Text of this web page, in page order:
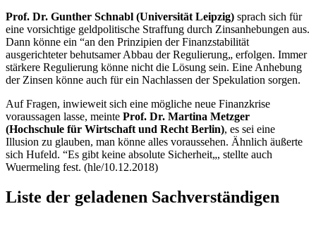
Prof. Dr. Gunther Schnabl (Universität Leipzig) sprach sich für
eine vorsichtige geldpolitische Straffung durch Zinsanhebungen aus.
Dann könne ein “an den Prinzipien der Finanzstabilität
ausgerichteter behutsamer Abbau der Regulierung„ erfolgen. Immer
stärkere Regulierung könne nicht die Lösung sein. Eine Anhebung
der Zinsen könne auch für ein Nachlassen der Spekulation sorgen.
Auf Fragen, inwieweit sich eine mögliche neue Finanzkrise
voraussagen lasse, meinte Prof. Dr. Martina Metzger
(Hochschule für Wirtschaft und Recht Berlin), es sei eine
Illusion zu glauben, man könne alles voraussehen. Ähnlich äußerte
sich Hufeld. “Es gibt keine absolute Sicherheit„, stellte auch
Wuermeling fest. (hle/10.12.2018)
Liste der geladenen Sachverständigen